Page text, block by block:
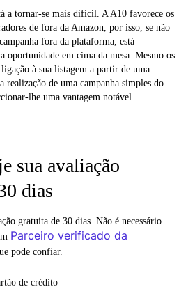
a tornar-se mais difícil. A A10 favorece os
de fora da Amazon, por isso, se não
fora da plataforma, está
oportunidade em cima da mesa. Mesmo os
à sua listagem a partir de uma
realização de uma campanha simples do
lhe uma vantagem notável.
sua avaliação
dias
gratuita de 30 dias. Não é necessário
Parceiro verificado da
pode confiar.
de crédito